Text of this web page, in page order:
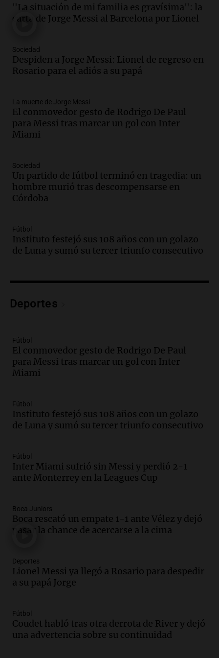
y cinco heridos tras caer dos autos desde
un puente
Episodios
Audio.Messi llegará esta noche a
Rosario para acompañar a su familia
Episodios
Audio.Ley de Propiedad Privada: el revés
en el Congreso expuso una debilidad
comunicacional del Gobierno
Episodios
Audio.Casabindo se prepara para una
celebración única: 30.000 turistas y el
tradicional Toreo de la Vincha
Audio.Borges, abogada de Pourrain:
"Tres hombres se lo llevaron para
hacerle preguntas y nunca regresó"
Episodios
metros del río Suquía y retiraron hasta
Episodios
Audio.La historia de la servilleta que
firmó Jorge Messi para el primer
contrato de Leo con Barcelona
Audio.Joan Gaspart: "Sin Jorge, no sé si
Messi hubiera llegado adonde llegó"
Audio.El orgullo y el sueño argentino de
Jorge Messi en una entrevista con Rony
Episodios
Audio.El abuelo de Agostina Vega, tras
Una mañana para todos
Episodios
Audio.Una nutricionista derribó el mito
conviene priorizar
Una mañana para todos
Episodios
"La situación de mi familia es gravísima": la
carta de Jorge Messi al Barcelona por Lionel
Sociedad
Despiden a Jorge Messi: Lionel de regreso en
Rosario para el adiós a su papá
La muerte de Jorge Messi
El conmovedor gesto de Rodrigo De Paul
para Messi tras marcar un gol con Inter
Miami
Sociedad
Un partido de fútbol terminó en tragedia: un
hombre murió tras descompensarse en
Córdoba
Fútbol
Instituto festejó sus 108 años con un golazo
de Luna y sumó su tercer triunfo consecutivo
Deportes
Fútbol
El conmovedor gesto de Rodrigo De Paul
para Messi tras marcar un gol con Inter
Miami
Fútbol
Instituto festejó sus 108 años con un golazo
de Luna y sumó su tercer triunfo consecutivo
Fútbol
Inter Miami sufrió sin Messi y perdió 2-1
ante Monterrey en la Leagues Cup
Boca Juniors
Boca rescató un empate 1-1 ante Vélez y dejó
pasar la chance de acercarse a la cima
Deportes
Lionel Messi ya llegó a Rosario para despedir
a su papá Jorge
Fútbol
Coudet habló tras otra derrota de River y dejó
una advertencia sobre su continuidad